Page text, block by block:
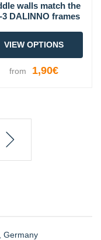
walls match the
3 DALINNO frames
VIEW OPTIONS
from 1,90€
Germany